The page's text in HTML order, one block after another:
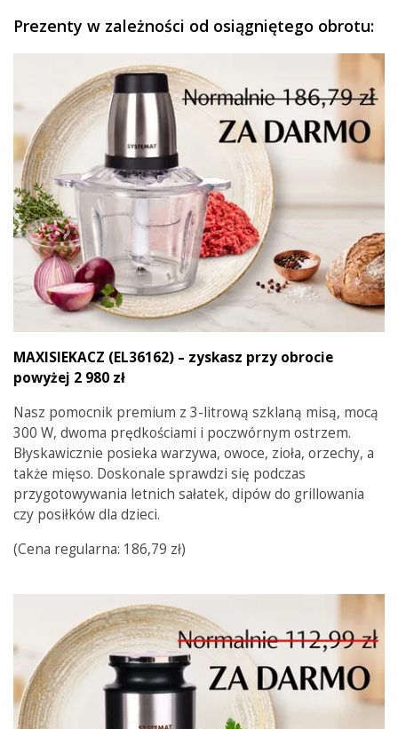
Prezenty w zależności od osiągniętego obrotu:
MAXISIEKACZ (EL36162) – zyskasz przy obrocie
powyżej 2 980 zł
Nasz pomocnik premium z 3-litrową szklaną misą, mocą
300 W, dwoma prędkościami i poczwórnym ostrzem.
Błyskawicznie posieka warzywa, owoce, zioła, orzechy, a
także mięso. Doskonale sprawdzi się podczas
przygotowywania letnich sałatek, dipów do grillowania
czy posiłków dla dzieci.
(Cena regularna: 186,79 zł)